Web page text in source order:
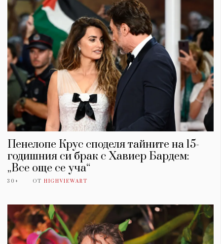
Пенелопе Крус споделя тайните на 15-
годишния си брак с Хавиер Бардем:
„Все още се уча“
30+ ОТ HIGHVIEWART